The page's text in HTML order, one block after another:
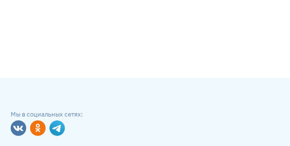
Мы в социальных сетях:
ВконтактеОдноклассники
Telegram